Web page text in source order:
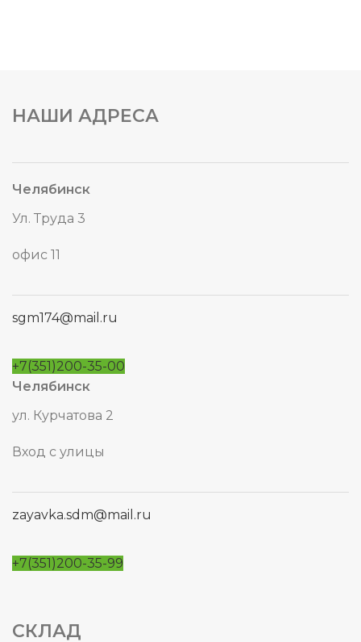
НАШИ АДРЕСА
Челябинск
Ул. Труда 3
офис 11
sgm174@mail.ru
+7(351)200-35-00
Челябинск
ул. Курчатова 2
Вход с улицы
zayavka.sdm@mail.ru
+7(351)200-35-99
СКЛАД